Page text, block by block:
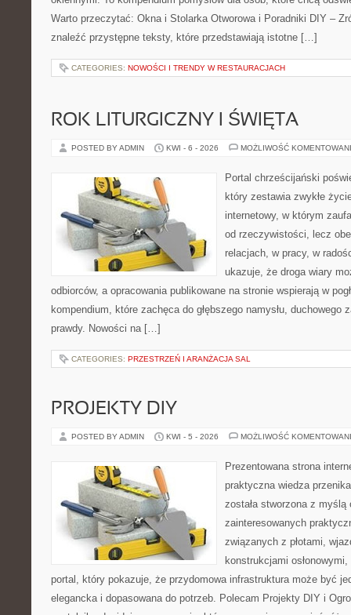
Warto przeczytać: Okna i Stolarka Otworowa i Poradniki DIY –
znaleźć przystępne teksty, które przedstawiają istotne […]
CATEGORIES: NOWOŚCI I TRENDY W RESTAURACJACH
ROK LITURGICZNY I ŚWIĘTA
POSTED BY ADMIN KWI - 6 - 2026 MOŻLIWOŚĆ
Portal chrześcijański
który zestawia zwykłe
internetowy, w którym
od rzeczywistości, lecz
relacjach, w pracy, w
ukazuje, że droga wiary
odbiorców, a opracowania publikowane na stronie wspierają w
kompendium, które zachęca do głębszego namysłu, duchowego
prawdy. Nowości na […]
CATEGORIES: PRZESTRZEŃ I ARANŻACJA SAL
PROJEKTY DIY
POSTED BY ADMIN KWI - 5 - 2026 MOŻLIWOŚĆ
Prezentowana strona
praktyczna wiedza
została stworzona z
zainteresowanych
związanych z płotami,
konstrukcjami
portal, który pokazuje, że przydomowa infrastruktura może być
elegancka i dopasowana do potrzeb. Polecam Projekty DIY i